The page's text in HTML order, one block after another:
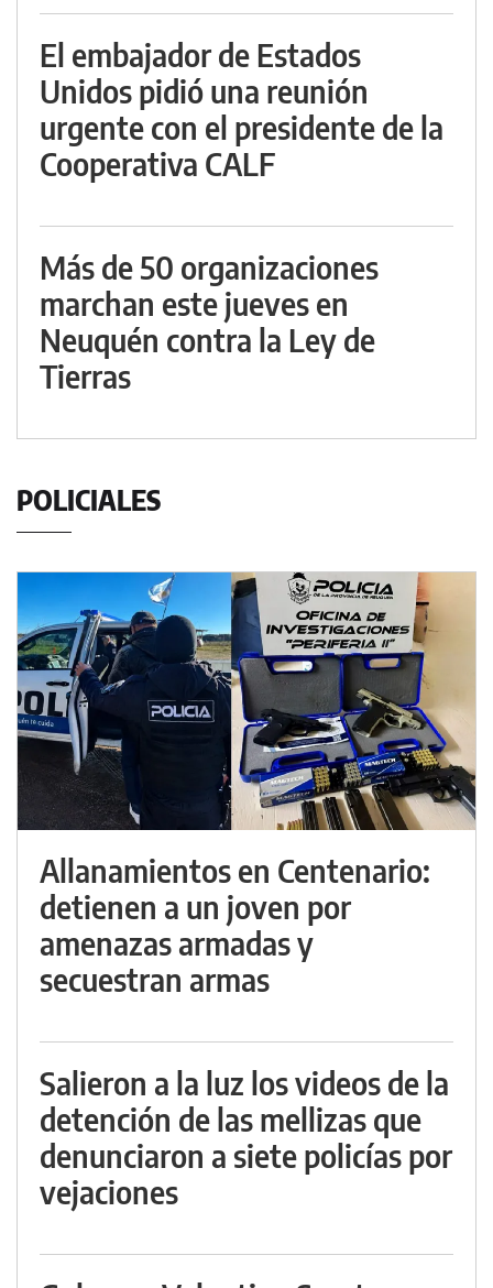
El embajador de Estados
Unidos pidió una reunión
urgente con el presidente de la
Cooperativa CALF
Más de 50 organizaciones
marchan este jueves en
Neuquén contra la Ley de
Tierras
POLICIALES
Allanamientos en Centenario:
detienen a un joven por
amenazas armadas y
secuestran armas
Salieron a la luz los videos de la
detención de las mellizas que
denunciaron a siete policías por
vejaciones